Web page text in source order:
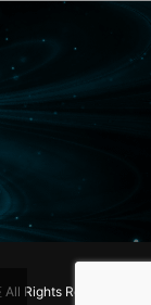
All Rights Reserved.